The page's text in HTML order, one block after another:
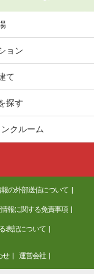
ョン
て
探す
クルーム
の外部送信について
報に関する免責事項
表記について
せ 運営会社